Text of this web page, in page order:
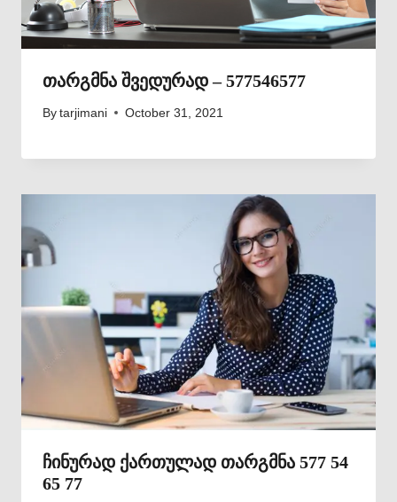
თარგმნა შვედურად – 577546577
By tarjimani October 31, 2021
ჩინურად ქართულად თარგმნა 577 54
65 77